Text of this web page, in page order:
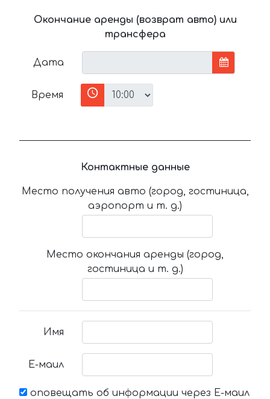
Окончание аренды (возврат авто) или
трансфера
Дата
Время
Контактные данные
Место получения авто (город, гостиница,
аэропорт и т. д.)
Место окончания аренды (город,
гостиница и т. д.)
Имя
Е-маил
оповещать об информации через Е-маил